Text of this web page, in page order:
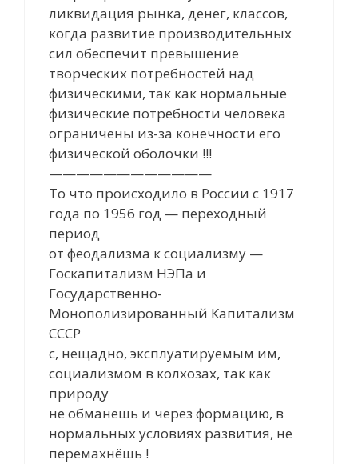
ликвидация рынка, денег, классов,
когда развитие производительных
сил обеспечит превышение
творческих потребностей над
физическими, так как нормальные
физические потребности человека
ограничены из-за конечности его
физической оболочки !!!
————————————
То что происходило в России с 1917
года по 1956 год — переходный
период
от феодализма к социализму —
Госкапитализм НЭПа и
Государственно-
Монополизированный Капитализм
СССР
с, нещадно, эксплуатируемым им,
социализмом в колхозах, так как
природу
не обманешь и через формацию, в
нормальных условиях развития, не
перемахнёшь !